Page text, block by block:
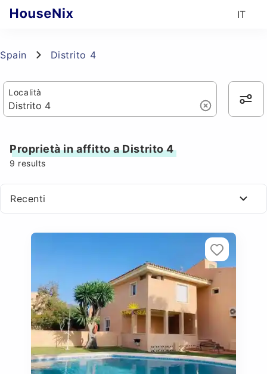
IT
Spain Distrito 4
Località
Proprietà in affitto a Distrito 4
9 results
Recenti